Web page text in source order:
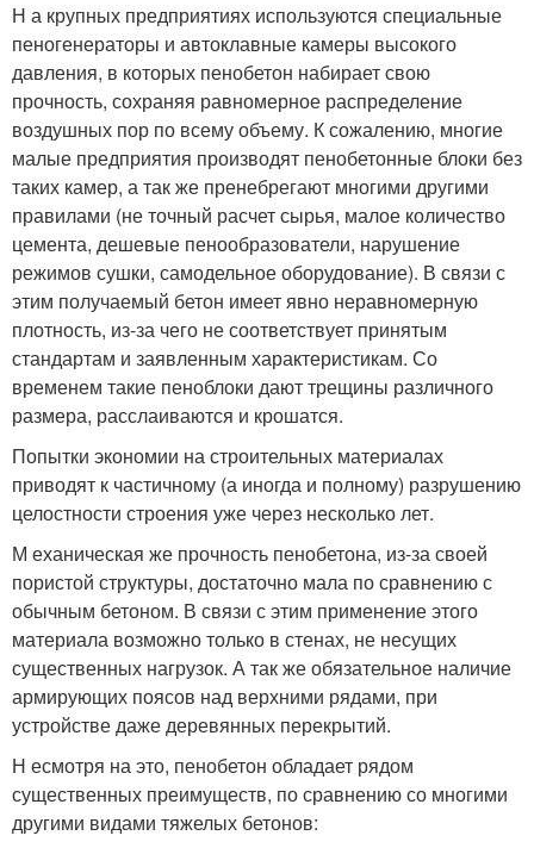
Н а крупных предприятиях используются специальные
пеногенераторы и автоклавные камеры высокого
давления, в которых пенобетон набирает свою
прочность, сохраняя равномерное распределение
воздушных пор по всему объему. К сожалению, многие
малые предприятия производят пенобетонные блоки без
таких камер, а так же пренебрегают многими другими
правилами (не точный расчет сырья, малое количество
цемента, дешевые пенообразователи, нарушение
режимов сушки, самодельное оборудование). В связи с
этим получаемый бетон имеет явно неравномерную
плотность, из-за чего не соответствует принятым
стандартам и заявленным характеристикам. Со
временем такие пеноблоки дают трещины различного
размера, расслаиваются и крошатся.
Попытки экономии на строительных материалах
приводят к частичному (а иногда и полному) разрушению
целостности строения уже через несколько лет.
М еханическая же прочность пенобетона, из-за своей
пористой структуры, достаточно мала по сравнению с
обычным бетоном. В связи с этим применение этого
материала возможно только в стенах, не несущих
существенных нагрузок. А так же обязательное наличие
армирующих поясов над верхними рядами, при
устройстве даже деревянных перекрытий.
Н есмотря на это, пенобетон обладает рядом
существенных преимуществ, по сравнению со многими
другими видами тяжелых бетонов: